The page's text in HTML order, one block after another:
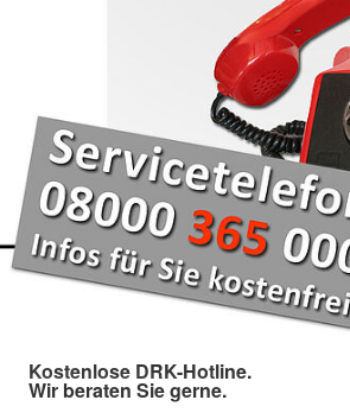
Kostenlose DRK-Hotline.
Wir beraten Sie gerne.